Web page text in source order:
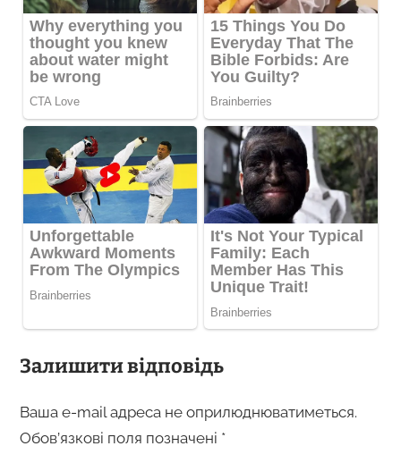
Залишити відповідь
Ваша e-mail адреса не оприлюднюватиметься.
Обов’язкові поля позначені *